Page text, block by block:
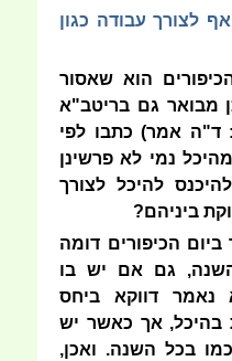
לצורך עבודה כגון
הוא שאסור
מבואר גם בריטב"א
ד"ה אמר) כתבו לפי
נמי לא פרשינן
להיכל לצורך
ביניהם?
הכיפורים דומה
גם אם יש בו
נאמר דווקא ביחס
בהיכל, אך כאשר יש
בכל השנה. ואכן,